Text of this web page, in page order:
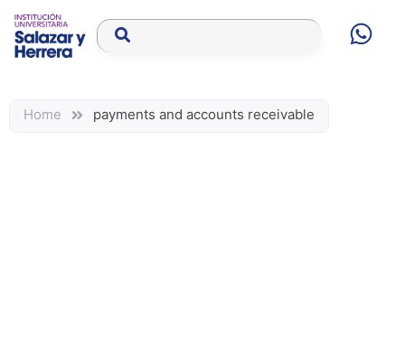
Home payments and accounts receivable